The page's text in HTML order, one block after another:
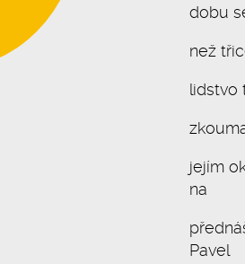
dobu
než
lidstvo
jejím
na
Pavel